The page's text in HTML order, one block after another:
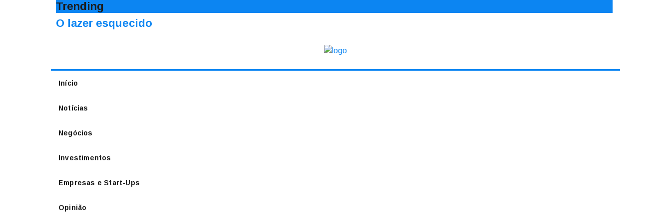
Trending
O lazer esquecido
Início
Notícias
Negócios
Investimentos
Empresas e Start-Ups
Opinião